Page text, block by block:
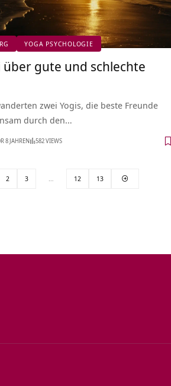
YOGA PSYCHOLOGIE
über gute und schlechte
zwei Yogis, die beste Freunde
durch den…
8 JAHREN 582 VIEWS
2 3 12 13